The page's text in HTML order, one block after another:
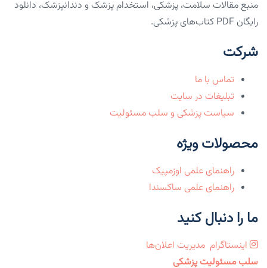
منبع مقالات سلامت، پزشکی، استخدام پزشک و دندانپزشک، دانلود
رایگان PDF کتاب‌های پزشکی.
شرکت
تماس با ما
تبلیغات در سایت
سیاست پزشکی و سلب مسئولیت
محصولات ویژه
راهنمای علمی اوزمپیک
راهنمای علمی ساکسندا
ما را دنبال کنید
اینستاگرام مدیریت اعلان‌ها
سلب مسئولیت پزشکی